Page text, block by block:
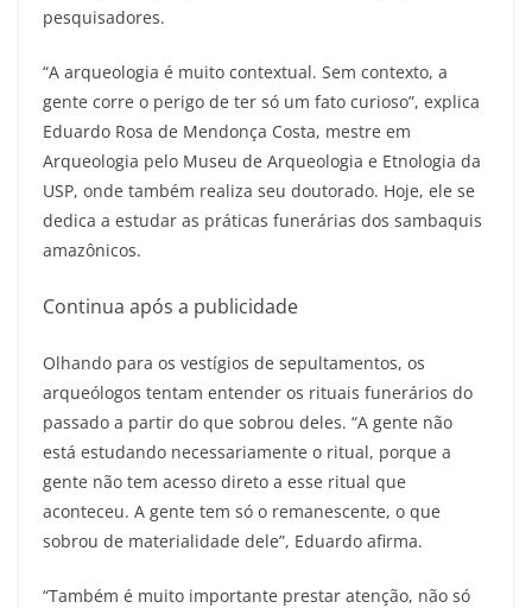
pesquisadores.
“A arqueologia é muito contextual. Sem contexto, a
gente corre o perigo de ter só um fato curioso”, explica
Eduardo Rosa de Mendonça Costa, mestre em
Arqueologia pelo Museu de Arqueologia e Etnologia da
USP, onde também realiza seu doutorado. Hoje, ele se
dedica a estudar as práticas funerárias dos sambaquis
amazônicos.
Continua após a publicidade
Olhando para os vestígios de sepultamentos, os
arqueólogos tentam entender os rituais funerários do
passado a partir do que sobrou deles. “A gente não
está estudando necessariamente o ritual, porque a
gente não tem acesso direto a esse ritual que
aconteceu. A gente tem só o remanescente, o que
sobrou de materialidade dele”, Eduardo afirma.
“Também é muito importante prestar atenção, não só